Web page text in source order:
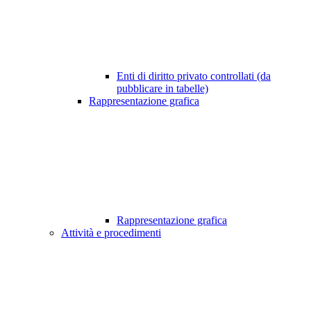
Enti di diritto privato controllati (da
pubblicare in tabelle)
Rappresentazione grafica
Rappresentazione grafica
Attività e procedimenti